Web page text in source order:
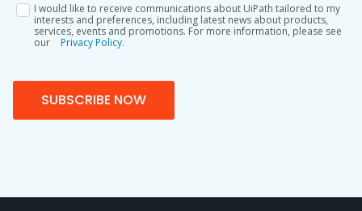
I would like to receive communications about UiPath tailored to my
interests and preferences, including latest news about products,
services, events and promotions. For more information, please see
our
Privacy Policy.
SUBSCRIBE NOW